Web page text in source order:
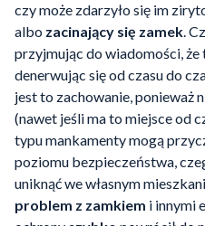
czy może zdarzyło się im
albo zacinający się zamek.
przyjmując do wiadomości,
denerwując się od czasu do
jest to zachowanie, ponieważ
(nawet jeśli ma to miejsce od
typu mankamenty mogą
poziomu bezpieczeństwa,
uniknąć we własnym
problem z zamkiem i innymi